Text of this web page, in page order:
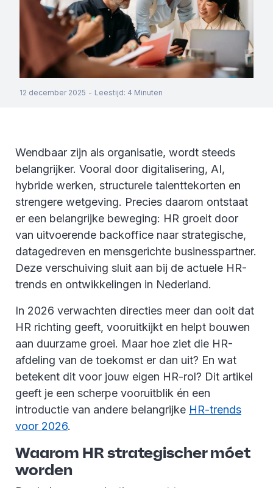
12 december 2025 - Leestijd: 4 Minuten
Wendbaar zijn als organisatie, wordt steeds
belangrijker. Vooral door digitalisering, AI,
hybride werken, structurele talenttekorten en
strengere wetgeving. Precies daarom ontstaat
er een belangrijke beweging: HR groeit door
van uitvoerende backoffice naar strategische,
datagedreven en mensgerichte businesspartner.
Deze verschuiving sluit aan bij de actuele HR-
trends en ontwikkelingen in Nederland.
In 2026 verwachten directies meer dan ooit dat
HR richting geeft, vooruitkijkt en helpt bouwen
aan duurzame groei. Maar hoe ziet die HR-
afdeling van de toekomst er dan uit? En wat
betekent dit voor jouw eigen HR-rol? Dit artikel
geeft je een scherpe vooruitblik én een
introductie van andere belangrijke HR-trends
voor 2026.
Waarom HR strategischer móet
worden